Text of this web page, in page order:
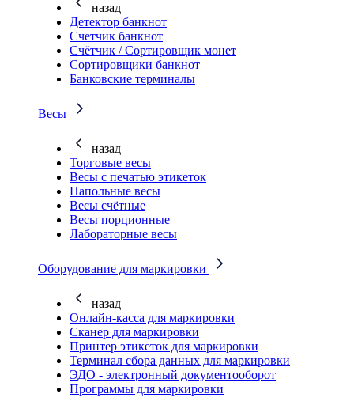
назад
Детектор банкнот
Счетчик банкнот
Счётчик / Сортировщик монет
Сортировщики банкнот
Банковские терминалы
Весы
назад
Торговые весы
Весы с печатью этикеток
Напольные весы
Весы счётные
Весы порционные
Лабораторные весы
Оборудование для маркировки
назад
Онлайн-касса для маркировки
Сканер для маркировки
Принтер этикеток для маркировки
Терминал сбора данных для маркировки
ЭДО - электронный документооборот
Программы для маркировки